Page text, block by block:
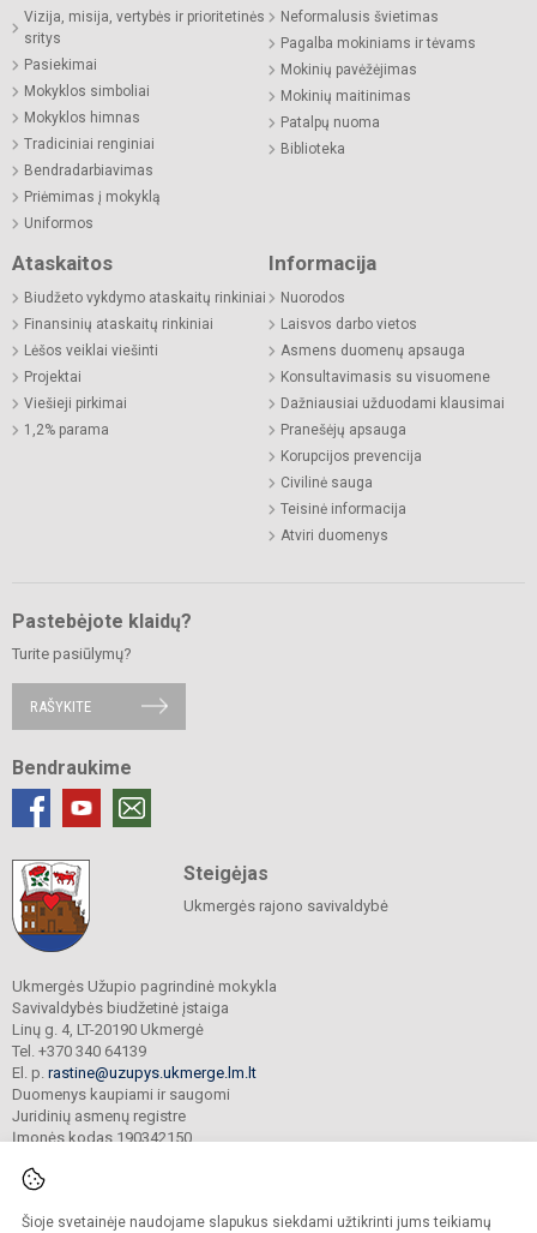
Šioje svetainėje naudojame slapukus siekdami užtikrinti jums teikiamų
Vizija, misija, vertybės ir prioritetinės
sritys
Pasiekimai
Mokyklos simboliai
Mokyklos himnas
Tradiciniai renginiai
Bendradarbiavimas
Priėmimas į mokyklą
Uniformos
Neformalusis švietimas
Pagalba mokiniams ir tėvams
Mokinių pavėžėjimas
Mokinių maitinimas
Patalpų nuoma
Biblioteka
Ataskaitos
Biudžeto vykdymo ataskaitų rinkiniai
Finansinių ataskaitų rinkiniai
Lėšos veiklai viešinti
Projektai
Viešieji pirkimai
1,2% parama
Informacija
Nuorodos
Laisvos darbo vietos
Asmens duomenų apsauga
Konsultavimasis su visuomene
Dažniausiai užduodami klausimai
Pranešėjų apsauga
Korupcijos prevencija
Civilinė sauga
Teisinė informacija
Atviri duomenys
Pastebėjote klaidų?
Turite pasiūlymų?
RAŠYKITE
Bendraukime
Steigėjas
Ukmergės rajono savivaldybė
Ukmergės Užupio pagrindinė mokykla
Savivaldybės biudžetinė įstaiga
Linų g. 4, LT-20190 Ukmergė
Tel. +370 340 64139
El. p. rastine@uzupys.ukmerge.lm.lt
Duomenys kaupiami ir saugomi
Juridinių asmenų registre
Įmonės kodas 190342150
© 2022. Ukmergės Užupio pagrindinė mokykla. Visos teisės saugomos.